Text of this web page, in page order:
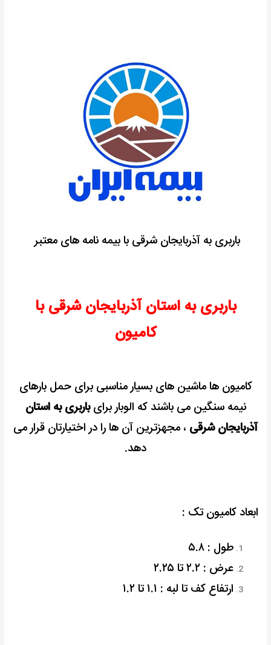
باربری به آذربایجان شرقی با بیمه نامه های معتبر
باربری به استان آذربایجان شرقی با
کامیون
کامیون ها ماشین های بسیار مناسبی برای حمل بارهای
نیمه سنگین می باشند که الوبار برایباربری به استان
آذربایجان شرقی ، مجهزترین آن ها را در اختیارتان قرار می
دهد.
ابعاد کامیون تک :
طول : ۵.۸
عرض : ۲.۲ تا ۲.۲۵
ارتفاع کف تا لبه : ۱.۱ تا ۱.۲